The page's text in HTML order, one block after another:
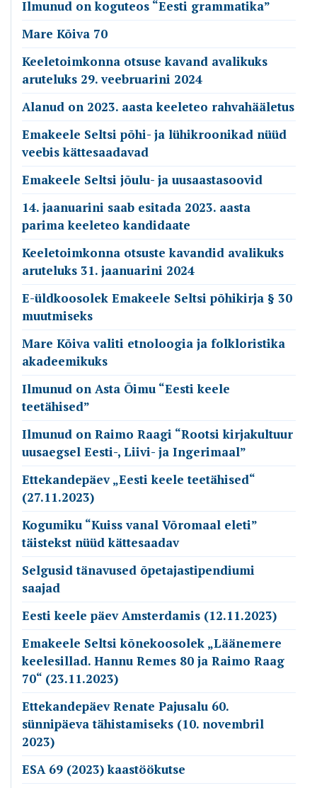
Ilmunud on koguteos “Eesti grammatika”
Mare Kõiva 70
Keeletoimkonna otsuse kavand avalikuks
aruteluks 29. veebruarini 2024
Alanud on 2023. aasta keeleteo rahvahääletus
Emakeele Seltsi põhi- ja lühikroonikad nüüd
veebis kättesaadavad
Emakeele Seltsi jõulu- ja uusaastasoovid
14. jaanuarini saab esitada 2023. aasta
parima keeleteo kandidaate
Keeletoimkonna otsuste kavandid avalikuks
aruteluks 31. jaanuarini 2024
E-üldkoosolek Emakeele Seltsi põhikirja § 30
muutmiseks
Mare Kõiva valiti etnoloogia ja folkloristika
akadeemikuks
Ilmunud on Asta Õimu “Eesti keele
teetähised”
Ilmunud on Raimo Raagi “Rootsi kirjakultuur
uusaegsel Eesti-, Liivi- ja Ingerimaal”
Ettekandepäev „Eesti keele teetähised“
(27.11.2023)
Kogumiku “Kuiss vanal Võromaal eleti”
täistekst nüüd kättesaadav
Selgusid tänavused õpetajastipendiumi
saajad
Eesti keele päev Amsterdamis (12.11.2023)
Emakeele Seltsi kõnekoosolek „Läänemere
keelesillad. Hannu Remes 80 ja Raimo Raag
70“ (23.11.2023)
Ettekandepäev Renate Pajusalu 60.
sünnipäeva tähistamiseks (10. novembril
2023)
ESA 69 (2023) kaastöökutse